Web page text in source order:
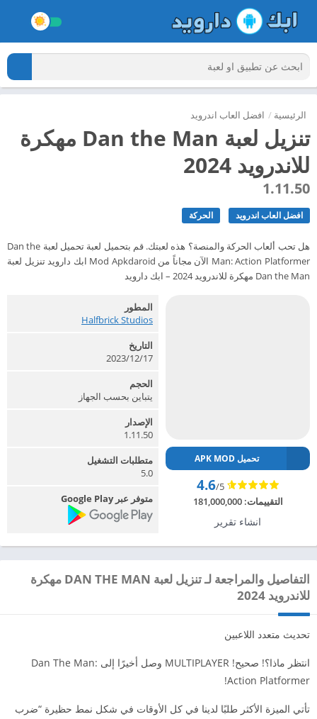
الرئيسية / افضل العاب اندرويد
تنزيل لعبة Dan the Man مهكرة
للاندرويد 2024
1.11.50
افضل العاب اندرويد الحركة
هل تحب ألعاب الحركة والمنصة؟ هذه لعبتك. قم بتحميل لعبة تحميل لعبة Dan the
Man: Action Platformer الآن مجاناً من Mod Apkdaroid ابك دارويد تنزيل لعبة
Dan the Man مهكرة للاندرويد 2024 – ابك دارويد
تحميل APK MOD
4.6/5
التقييمات:181,000,000
انشاء تقرير
المطور
Halfbrick Studios‏
التاريخ
2023/12/17
الحجم
يتباين بحسب الجهاز
الإصدار
1.11.50
متطلبات التشغيل
5.0
متوفر عبر Google Play
التفاصيل والمراجعة لـ تنزيل لعبة DAN THE MAN مهكرة
للاندرويد 2024
تحديث متعدد اللاعبين
انتظر ماذا؟! صحيح! MULTIPLAYER وصل أخيرًا إلى Dan The Man:
Action Platformer!
تأتي الميزة الأكثر طلبًا لدينا في كل الأوقات في شكل نمط حظيرة “ضرب